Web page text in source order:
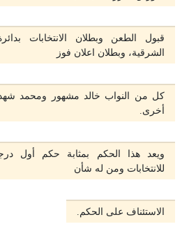
قبول الطعن وبطلان الانتخابات
الشرقية، وبطلان اعلان فوز
كل من النواب خالد مشهور ومحمد شهدة
أخرى.
ويعد هذا الحكم بمثابة حكم أول
للانتخابات ومن له شأن
الاستئناف على الحكم.